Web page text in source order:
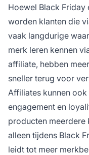
Hoewel Black Friday
worden klanten die
vaak langdurige
merk leren kennen
affiliate, hebben
sneller terug voor
Affiliates kunnen
engagement en
producten meerdere
alleen tijdens Black
leidt tot meer